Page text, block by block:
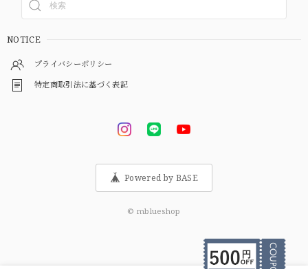
NOTICE
プライバシーポリシー
特定商取引法に基づく表記
Powered by BASE
© mblueshop